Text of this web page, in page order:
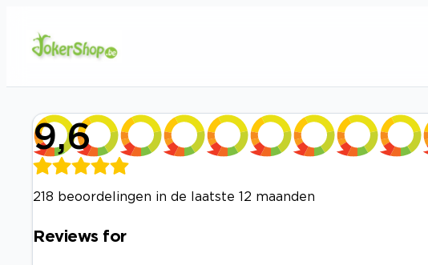
9,6
218 beoordelingen in de laatste 12 maanden
Reviews for